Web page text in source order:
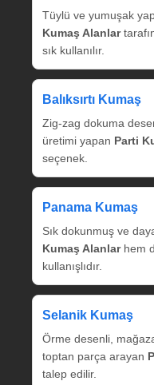
Tüylü ve yumuşak
Kumaş Alanlar
sık kullanılır.
Balıksırtı Kumaş
Zig‑zag dokuma
üretimi yapan Parti
seçenek.
Panama Kumaş
Sık dokunmuş ve
Kumaş Alanlarhem
kullanışlıdır.
Selanik Kumaş
Örme desenli,
toptan parça arayan
talep edilir.